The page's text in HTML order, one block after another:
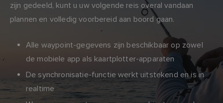
zijn gedeeld, kunt u uw volgende reis overal vandaan
plannen en volledig voorbereid aan boord gaan.
Alle waypoint-gegevens zijn beschikbaar op zowel
de mobiele app als kaartplotter-apparaten
De synchronisatie-functie werkt uitstekend en is in
realtime